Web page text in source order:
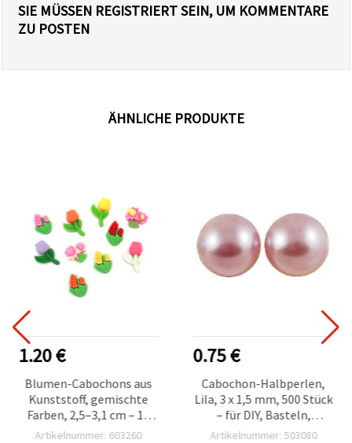
SIE MÜSSEN REGISTRIERT SEIN, UM KOMMENTARE
ZU POSTEN
ÄHNLICHE PRODUKTE
1.20 €
Blumen-Cabochons aus
Kunststoff, gemischte
Farben, 2,5–3,1 cm – 10
Stück
Artikelnummer: 603260
0.75 €
Cabochon-Halbperlen,
Lila, 3 x 1,5 mm, 500 Stück
– für DIY, Basteln,
Dekoration &
Artikelnummer: 503080